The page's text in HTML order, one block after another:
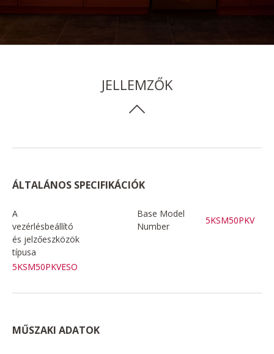
JELLEMZŐK
ÁLTALÁNOS SPECIFIKÁCIÓK
A
vezérlésbeállító
és jelzőeszközök
típusa
5KSM50PKVESO
Base Model
Number
5KSM50PKV
MŰSZAKI ADATOK